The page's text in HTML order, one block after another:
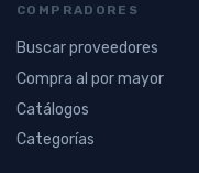
COMPRADORES
Buscar proveedores
Compra al por mayor
Catálogos
Categorías